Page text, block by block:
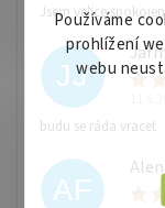
ochrany
Jsem velice
JJ
budu se ráda vracet
AF
Používáme
prohlížení
webu